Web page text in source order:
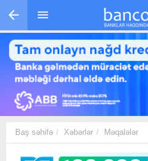
Skip to main content
Baş səhifə Xəbərlər Məqalələr